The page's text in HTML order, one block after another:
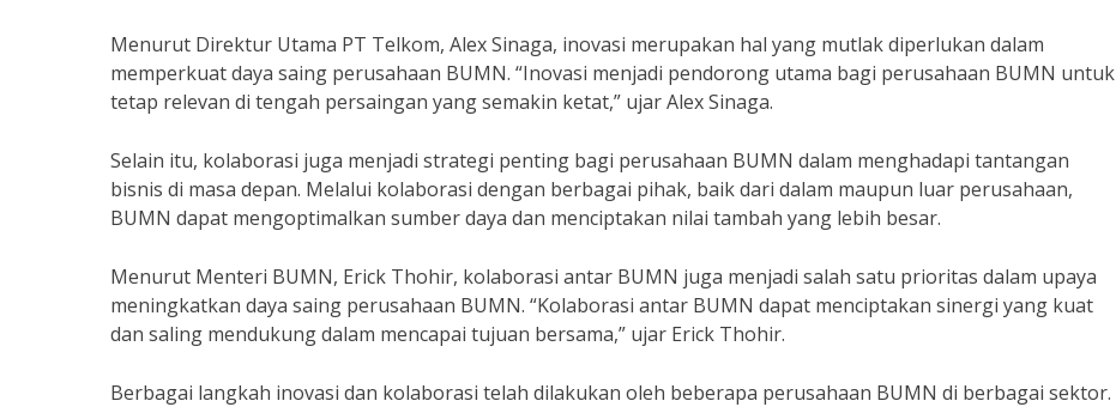
Menurut Direktur Utama PT Telkom, Alex Sinaga, inovasi merupakan hal yang mutlak diperlukan dalam
memperkuat daya saing perusahaan BUMN. “Inovasi menjadi pendorong utama bagi perusahaan BUMN untuk
tetap relevan di tengah persaingan yang semakin ketat,” ujar Alex Sinaga.
Selain itu, kolaborasi juga menjadi strategi penting bagi perusahaan BUMN dalam menghadapi tantangan
bisnis di masa depan. Melalui kolaborasi dengan berbagai pihak, baik dari dalam maupun luar perusahaan,
BUMN dapat mengoptimalkan sumber daya dan menciptakan nilai tambah yang lebih besar.
Menurut Menteri BUMN, Erick Thohir, kolaborasi antar BUMN juga menjadi salah satu prioritas dalam upaya
meningkatkan daya saing perusahaan BUMN. “Kolaborasi antar BUMN dapat menciptakan sinergi yang kuat
dan saling mendukung dalam mencapai tujuan bersama,” ujar Erick Thohir.
Berbagai langkah inovasi dan kolaborasi telah dilakukan oleh beberapa perusahaan BUMN di berbagai sektor.